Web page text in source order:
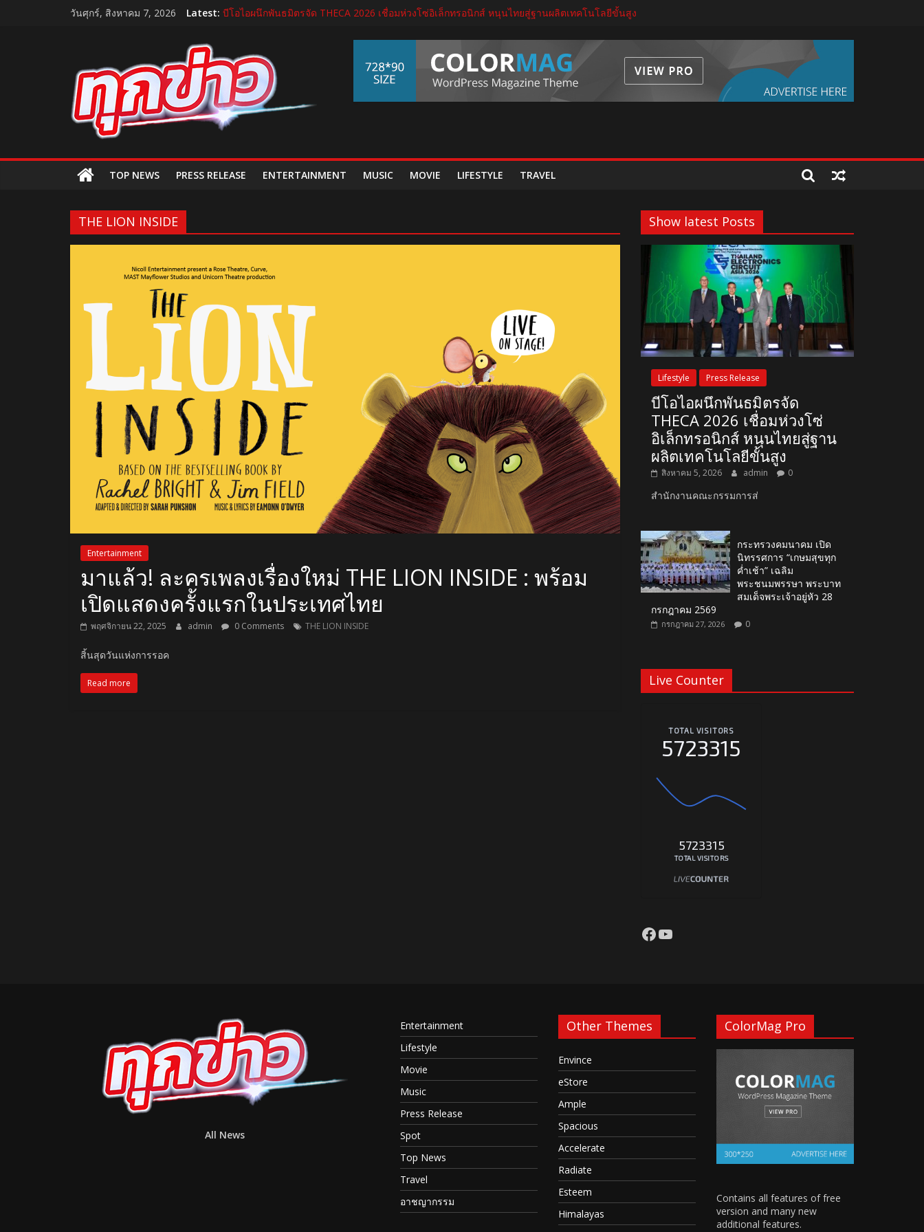
วันศุกร์, สิงหาคม 7, 2026 Latest: บีโอไอผนึกพันธมิตรจัด THECA 2026 เชื่อมห่วงโซ่อิเล็กทรอนิกส์ หนุนไทยสู่ฐานผลิตเทคโนโลยีขั้นสูง
“GDH” เปิดโผโปรเจกต์ใหม่ใน “GDH CIRCLES Feel Good โคจรความสุข สนุกกว่าที่เคย”
แถลงใหญ่ปีที่ 11! บุรีรัมย์ มาราธอน 2027 เปิดศักราชใหม่ เดินหน้าสู่ Marathon Destination แห่งเอเชีย
บำรุงราษฎร์ ยกระดับศูนย์เวชศาสตร์การกีฬาและข้อ ดูแลแบบองค์รวม ตอบรับเทรนด์ Active Lifestyle
TukKhao
AllNews
TOP NEWS PRESS RELEASE ENTERTAINMENT MUSIC MOVIE LIFESTYLE TRAVEL
THE LION INSIDE
Entertainment
มาแล้ว! ละครเพลงเรื่องใหม่ THE LION INSIDE : พร้อม
เปิดแสดงครั้งแรกในประเทศไทย
พฤศจิกายน 22, 2025 admin 0 Comments THE LION INSIDE
สิ้นสุดวันแห่งการรอค
Read more
Show latest Posts
Lifestyle Press Release
บีโอไอผนึกพันธมิตรจัด
THECA 2026 เชื่อมห่วงโซ่
อิเล็กทรอนิกส์ หนุนไทยสู่ฐาน
ผลิตเทคโนโลยีขั้นสูง
สิงหาคม 5, 2026 admin 0
สำนักงานคณะกรรมการส่
กระทรวงคมนาคม เปิด
นิทรรศการ “เกษมสุขทุก
ค่ำเช้า” เฉลิม
พระชนมพรรษา พระบาท
สมเด็จพระเจ้าอยู่หัว 28
กรกฎาคม 2569
กรกฎาคม 27, 2026 0
Live Counter
TOTAL VISITORS
5723315
5723315
TOTAL VISITORS
Facebook
YouTube
All News
Entertainment
Lifestyle
Movie
Music
Press Release
Spot
Top News
Travel
อาชญากรรม
Other Themes
Envince
eStore
Ample
Spacious
Accelerate
Radiate
Esteem
Himalayas
ColorMag Pro
Contains all features of free
version and many new
additional features.